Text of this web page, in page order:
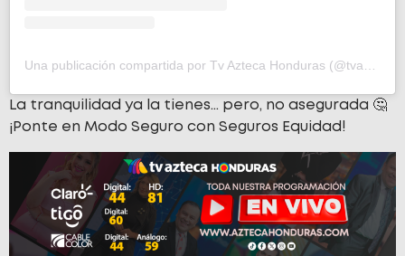
Una publicación compartida por Tv Azteca Honduras (@tvazteca_hn)
La tranquilidad ya la tienes… pero, no asegurada 🤔
¡Ponte en Modo Seguro con Seguros Equidad!